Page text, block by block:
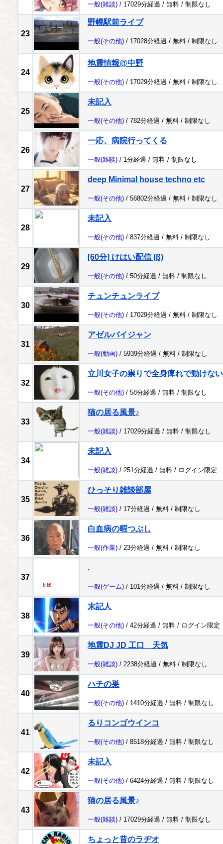
一般(雑談) / 17029分経過 / 無料 / 制限なし
23
野幌駅前ライブ
一般(その他) / 17028分経過 / 無料 / 制限なし
24
地震情報@中野
一般(その他) / 17029分経過 / 無料 / 制限なし
25
未記入
一般(その他) / 782分経過 / 無料 / 制限なし
26
一応、病院行ってくる
一般(雑談) / 1分経過 / 無料 / 制限なし
27
deep Minimal house techno etc
一般(その他) / 56802分経過 / 無料 / 制限なし
28
未記入
一般(その他) / 837分経過 / 無料 / 制限なし
29
[60分] けはい配信 (β)
一般(その他) / 50分経過 / 無料 / 制限なし
30
チュンチュンライブ
一般(その他) / 17029分経過 / 無料 / 制限なし
31
アゼルバイジャン
一般(動画) / 5939分経過 / 無料 / 制限なし
32
立川女子の祟りで全身痺れで動けな
一般(その他) / 58分経過 / 無料 / 制限なし
33
猫の居る風景♪
一般(雑談) / 17029分経過 / 無料 / 制限なし
34
未記入
一般(雑談) / 251分経過 / 無料 / ログイン限定
35
ひっそり雑談部屋
一般(雑談) / 17分経過 / 無料 / 制限なし
36
白血病の暇つぶし
一般(作業) / 23分経過 / 無料 / 制限なし
37
.
一般(ゲーム) / 101分経過 / 無料 / 制限なし
38
末記人
一般(その他) / 42分経過 / 無料 / ログイン限定
39
地震DJ JD 工口 天気
一般(雑談) / 2238分経過 / 無料 / 制限なし
40
ハチの巣
一般(その他) / 1410分経過 / 無料 / 制限なし
41
るりコンゴウインコ
一般(その他) / 8518分経過 / 無料 / 制限なし
42
未記入
一般(その他) / 6424分経過 / 無料 / 制限なし
43
猫の居る風景♪
一般(雑談) / 17029分経過 / 無料 / 制限なし
ちょっと昔のラヂオ